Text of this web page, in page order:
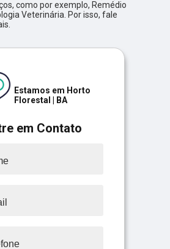
como por exemplo, Remédio
Veterinária. Por isso, fale
em Contato
Estamos em Horto
Florestal | BA